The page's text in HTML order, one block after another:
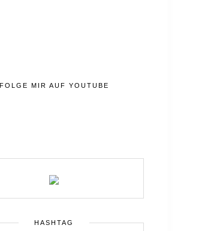
FOLGE MIR AUF YOUTUBE
HASHTAG